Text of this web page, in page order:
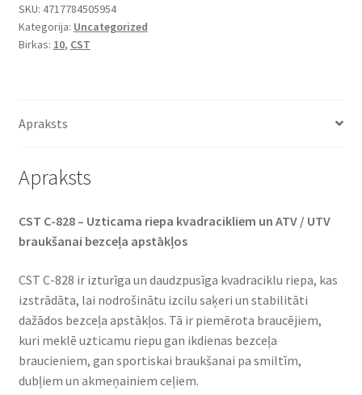
SKU: 4717784505954
Kategorija: Uncategorized
Birkas: 10, CST
Apraksts
Apraksts
CST C-828 – Uzticama riepa kvadracikliem un ATV / UTV
braukšanai bezceļa apstākļos​
CST C-828 ir izturīga un daudzpusīga kvadraciklu riepa, kas
izstrādāta, lai nodrošinātu izcilu saķeri un stabilitāti
dažādos bezceļa apstākļos. Tā ir piemērota braucējiem,
kuri meklē uzticamu riepu gan ikdienas bezceļa
braucieniem, gan sportiskai braukšanai pa smiltīm,
dubļiem un akmeņainiem ceļiem.​